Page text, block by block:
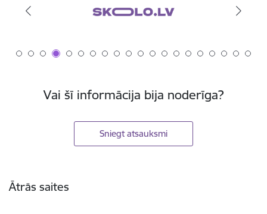
Vai šī informācija bija noderīga?
Sniegt atsauksmi
Ātrās saites